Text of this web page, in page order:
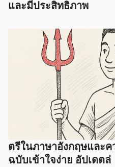
และมีประสิทธิภาพ
ตรีในภาษาอังกฤษและ
ฉบับเข้าใจง่าย อัปเดตล่